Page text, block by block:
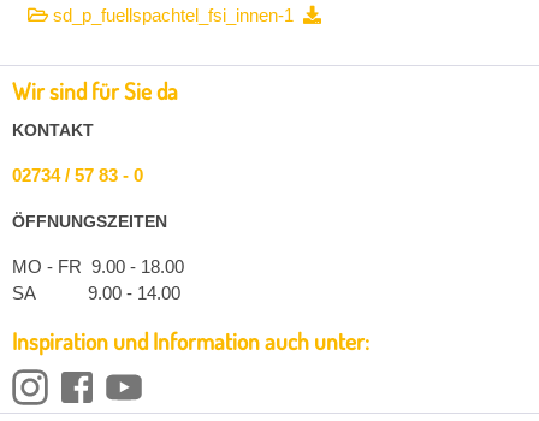
sd_p_fuellspachtel_fsi_innen-1
Wir sind für Sie da
KONTAKT
02734 / 57 83 - 0
ÖFFNUNGSZEITEN
MO - FR 9.00 - 18.00
SA 9.00 - 14.00
Inspiration und Information auch unter: